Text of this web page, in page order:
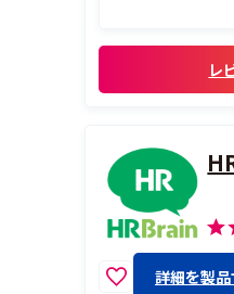
レ
詳細を製